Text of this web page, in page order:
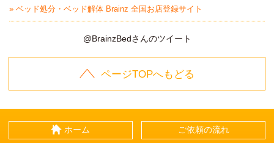
» ベッド処分・ベッド解体 Brainz 全国お店登録サイト
@BrainzBedさんのツイート
ページTOPへもどる
ホーム ご依頼の流れ